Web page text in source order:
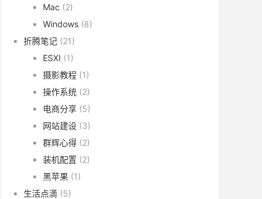
Mac (2)
Windows (8)
折腾笔记 (21)
ESXI (1)
摄影教程 (1)
操作系统 (2)
电商分享 (5)
网站建设 (3)
群辉心得 (2)
装机配置 (2)
黑苹果 (1)
生活点滴 (5)